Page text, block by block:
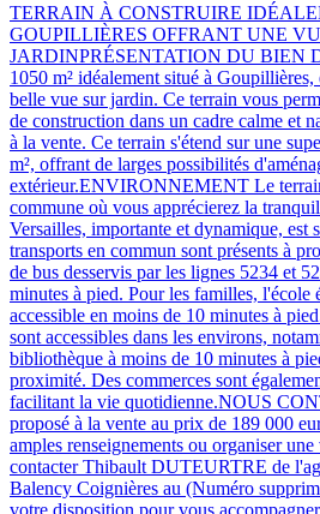
TERRAIN À CONSTRUIRE
GOUPILLIÈRES OFFRANT UNE
JARDINPRÉSENTATION DU BIEN
1050 m² idéalement situé à
belle vue sur jardin. Ce terrain vous
de construction dans un cadre calme et
à la vente. Ce terrain s'étend sur une
m², offrant de larges possibilités
extérieur.ENVIRONNEMENT Le
commune où vous apprécierez la
Versailles, importante et dynamique, est
transports en commun sont présents à
de bus desservis par les lignes 5234 et
minutes à pied. Pour les familles, l'école
accessible en moins de 10 minutes à
sont accessibles dans les environs,
bibliothèque à moins de 10 minutes à
proximité. Des commerces sont
facilitant la vie quotidienne.NOUS
proposé à la vente au prix de 189 000
amples renseignements ou organiser
contacter Thibault DUTEURTRE de
Balency Coignières au (Numéro
votre disposition pour vous